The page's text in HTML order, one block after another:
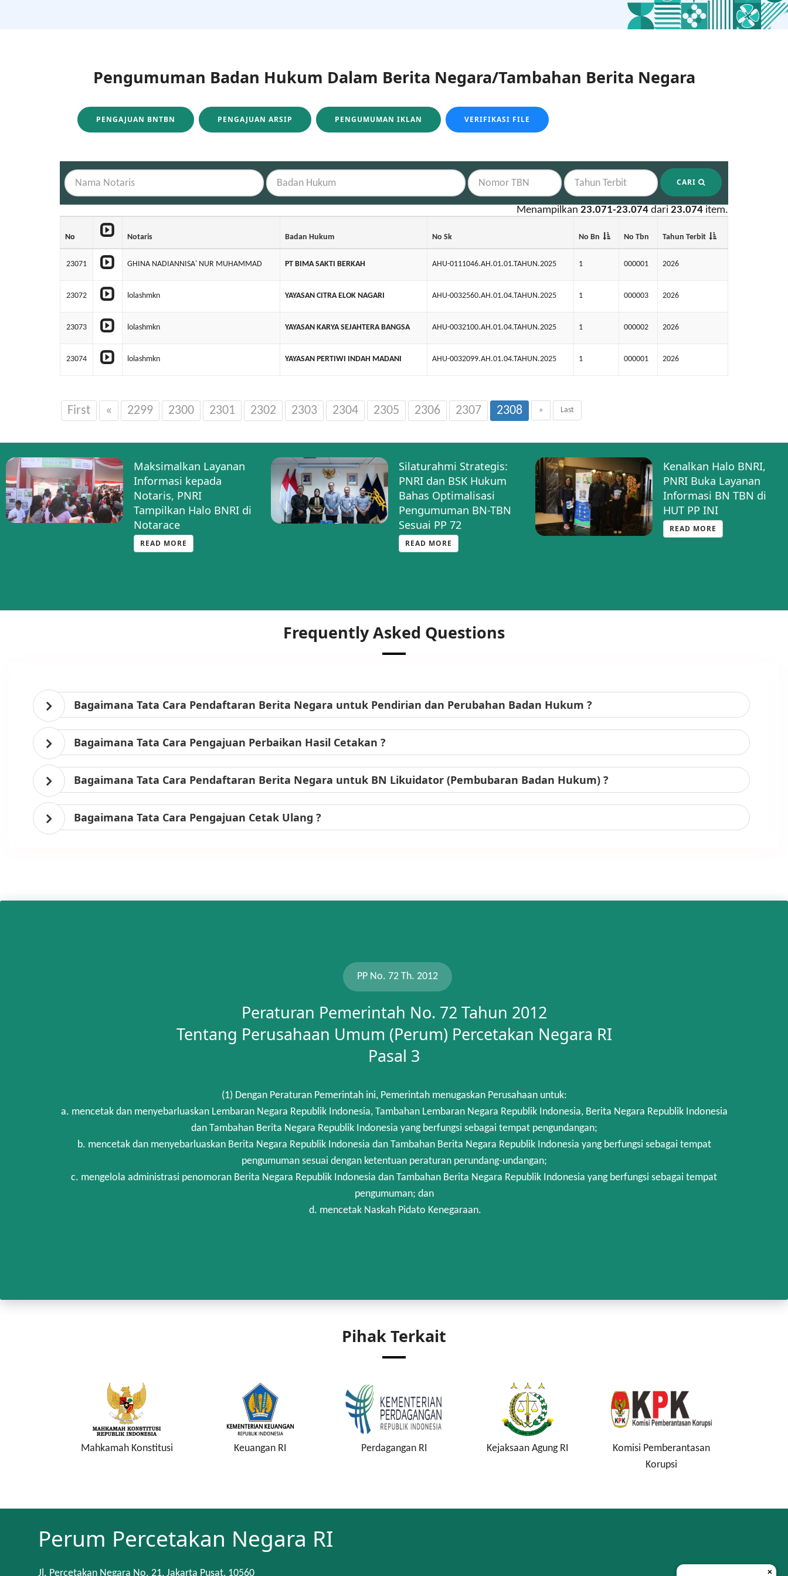
Pengumuman Badan Hukum Dalam Berita Negara/Tambahan Berita Negara
PENGAJUAN BNTBN PENGAJUAN ARSIP PENGUMUMAN IKLAN VERIFIKASI FILE
CARI
Menampilkan 23.071-23.074 dari 23.074 item.
No Notaris Badan Hukum No Sk No Bn No Tbn Tahun Terbit
23071 GHINA NADIANNISA' NUR MUHAMMAD PT BIMA SAKTI BERKAH AHU-0111046.AH.01.01.TAHUN.2025 1 000001 2026
23072 lolashmkn YAYASAN CITRA ELOK NAGARI AHU-0032560.AH.01.04.TAHUN.2025 1 000003 2026
23073 lolashmkn YAYASAN KARYA SEJAHTERA BANGSA AHU-0032100.AH.01.04.TAHUN.2025 1 000002 2026
23074 lolashmkn YAYASAN PERTIWI INDAH MADANI AHU-0032099.AH.01.04.TAHUN.2025 1 000001 2026
First « 2299 2300 2301 2302 2303 2304 2305 2306 2307 2308 » Last
Maksimalkan Layanan
Informasi kepada
Notaris, PNRI
Tampilkan Halo BNRI di
Notarace
READ MORE
Silaturahmi Strategis:
PNRI dan BSK Hukum
Bahas Optimalisasi
Pengumuman BN-TBN
Sesuai PP 72
READ MORE
Kenalkan Halo BNRI,
PNRI Buka Layanan
Informasi BN TBN di
HUT PP INI
READ MORE
Frequently Asked Questions
Bagaimana Tata Cara Pendaftaran Berita Negara untuk Pendirian dan Perubahan Badan Hukum ?
Bagaimana Tata Cara Pengajuan Perbaikan Hasil Cetakan ?
Bagaimana Tata Cara Pendaftaran Berita Negara untuk BN Likuidator (Pembubaran Badan Hukum) ?
Bagaimana Tata Cara Pengajuan Cetak Ulang ?
PP No. 72 Th. 2012
Peraturan Pemerintah No. 72 Tahun 2012
Tentang Perusahaan Umum (Perum) Percetakan Negara RI
Pasal 3
(1) Dengan Peraturan Pemerintah ini, Pemerintah menugaskan Perusahaan untuk:
a. mencetak dan menyebarluaskan Lembaran Negara Republik Indonesia, Tambahan Lembaran Negara Republik Indonesia, Berita Negara Republik Indonesia
dan Tambahan Berita Negara Republik Indonesia yang berfungsi sebagai tempat pengundangan;
b. mencetak dan menyebarluaskan Berita Negara Republik Indonesia dan Tambahan Berita Negara Republik Indonesia yang berfungsi sebagai tempat
pengumuman sesuai dengan ketentuan peraturan perundang-undangan;
c. mengelola administrasi penomoran Berita Negara Republik Indonesia dan Tambahan Berita Negara Republik Indonesia yang berfungsi sebagai tempat
pengumuman; dan
d. mencetak Naskah Pidato Kenegaraan.
Pihak Terkait
Mahkamah Konstitusi Keuangan RI Perdagangan RI Kejaksaan Agung RI
Komisi Pemberantasan
Korupsi
Perum Percetakan Negara RI
Jl. Percetakan Negara No. 21, Jakarta Pusat, 10560 ×